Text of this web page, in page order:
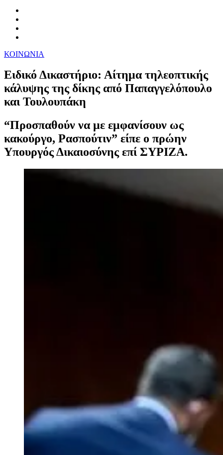
ΚΟΙΝΩΝΙΑ
Ειδικό Δικαστήριο: Αίτημα τηλεοπτικής
κάλυψης της δίκης από Παπαγγελόπουλο
και Τουλουπάκη
“Προσπαθούν να με εμφανίσουν ως
κακούργο, Ρασπούτιν” είπε ο πρώην
Υπουργός Δικαιοσύνης επί ΣΥΡΙΖΑ.